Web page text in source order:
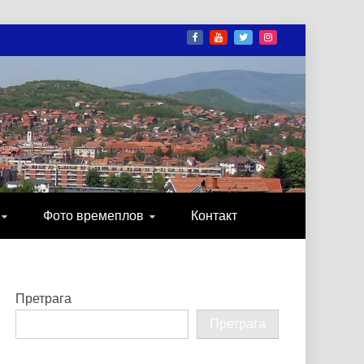
ЗАБАВА…
Фото времеплов Контакт
Претрага
Претрага